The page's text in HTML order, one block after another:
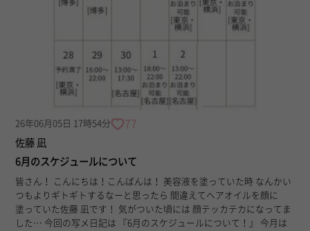
26年06月05日 17時54分 77
佐藤 凪
6月のスケジュールについて
皆さん！ こんにちは！こんばんは！ 美容液を塗っていた時 なんかい
つもよりギトギトするなーと思ったら 間違えてヘアオイルを顔に
塗っていた佐藤 凪です！ 気がついた頃には 顔テッカテカになってま
した… 今回の写メ日記は 『6月のスケジュールについて！』 今月は